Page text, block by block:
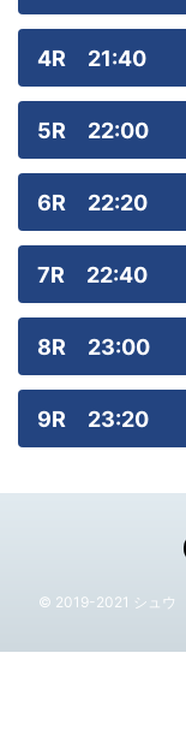
4R 21:40
5R 22:00
6R 22:20
7R 22:40
8R 23:00
9R 23:20
© 2019-2021 シュウ